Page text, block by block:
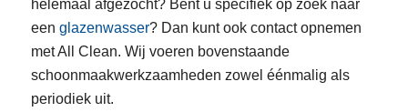
helemaal afgezocht? Bent u specifiek op zoek naar
een glazenwasser? Dan kunt ook contact opnemen
met All Clean. Wij voeren bovenstaande
schoonmaakwerkzaamheden zowel éénmalig als
periodiek uit.